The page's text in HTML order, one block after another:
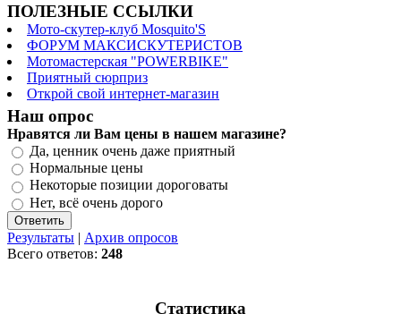
ПОЛЕЗНЫЕ ССЫЛКИ
Мото-скутер-клуб Mosquito'S
ФОРУМ МАКСИСКУТЕРИСТОВ
Мотомастерская "POWERBIKE"
Приятный сюрприз
Открой свой интернет-магазин
Наш опрос
Нравятся ли Вам цены в нашем магазине?
Да, ценник очень даже приятный
Нормальные цены
Некоторые позиции дороговаты
Нет, всё очень дорого
Результаты | Архив опросов
Всего ответов: 248
Статистика